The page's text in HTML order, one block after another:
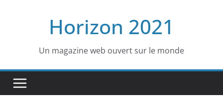
Horizon 2021
Un magazine web ouvert sur le monde